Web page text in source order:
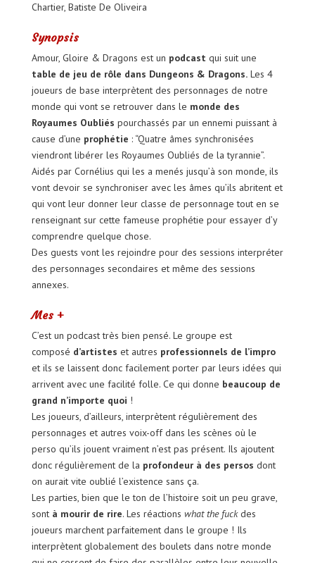
Chartier, Batiste De Oliveira
Synopsis
Amour, Gloire & Dragons est un podcast qui suit une
table de jeu de rôle dans Dungeons & Dragons.Les 4
joueurs de base interprètent des personnages de notre
monde qui vont se retrouver dans le monde des
Royaumes Oubliés pourchassés par un ennemi puissant à
cause d’une prophétie : “Quatre âmes synchronisées
viendront libérer les Royaumes Oubliés de la tyrannie”.
Aidés par Cornélius qui les a menés jusqu’à son monde, ils
vont devoir se synchroniser avec les âmes qu’ils abritent et
qui vont leur donner leur classe de personnage tout en se
renseignant sur cette fameuse prophétie pour essayer d’y
comprendre quelque chose.
Des guests vont les rejoindre pour des sessions interpréter
des personnages secondaires et même des sessions
annexes.
Mes +
C’est un podcast très bien pensé. Le groupe est
composé d’artistes et autres professionnels de l’impro
et ils se laissent donc facilement porter par leurs idées qui
arrivent avec une facilité folle. Ce qui donne beaucoup de
grand n’importe quoi !
Les joueurs, d’ailleurs, interprètent régulièrement des
personnages et autres voix-off dans les scènes où le
perso qu’ils jouent vraiment n’est pas présent. Ils ajoutent
donc régulièrement de la profondeur à des persos dont
on aurait vite oublié l’existence sans ça.
Les parties, bien que le ton de l’histoire soit un peu grave,
sont à mourir de rire. Les réactions what the fuckdes
joueurs marchent parfaitement dans le groupe ! Ils
interprètent globalement des boulets dans notre monde